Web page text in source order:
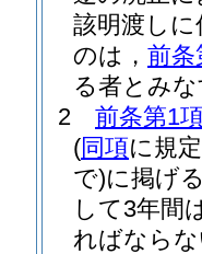
該明渡しに
のは， 前条
る者とみ
2
前条第1
(同項に規
で)に掲げ
して3年間
ればなら